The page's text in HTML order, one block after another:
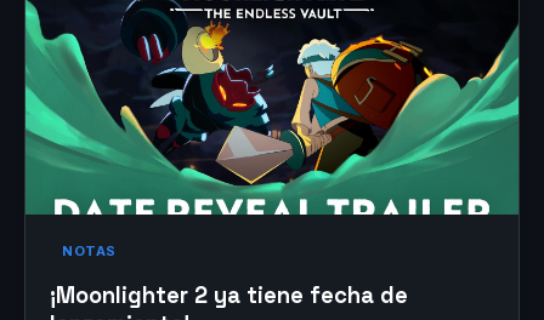
NOTAS
¡Moonlighter 2 ya tiene fecha de